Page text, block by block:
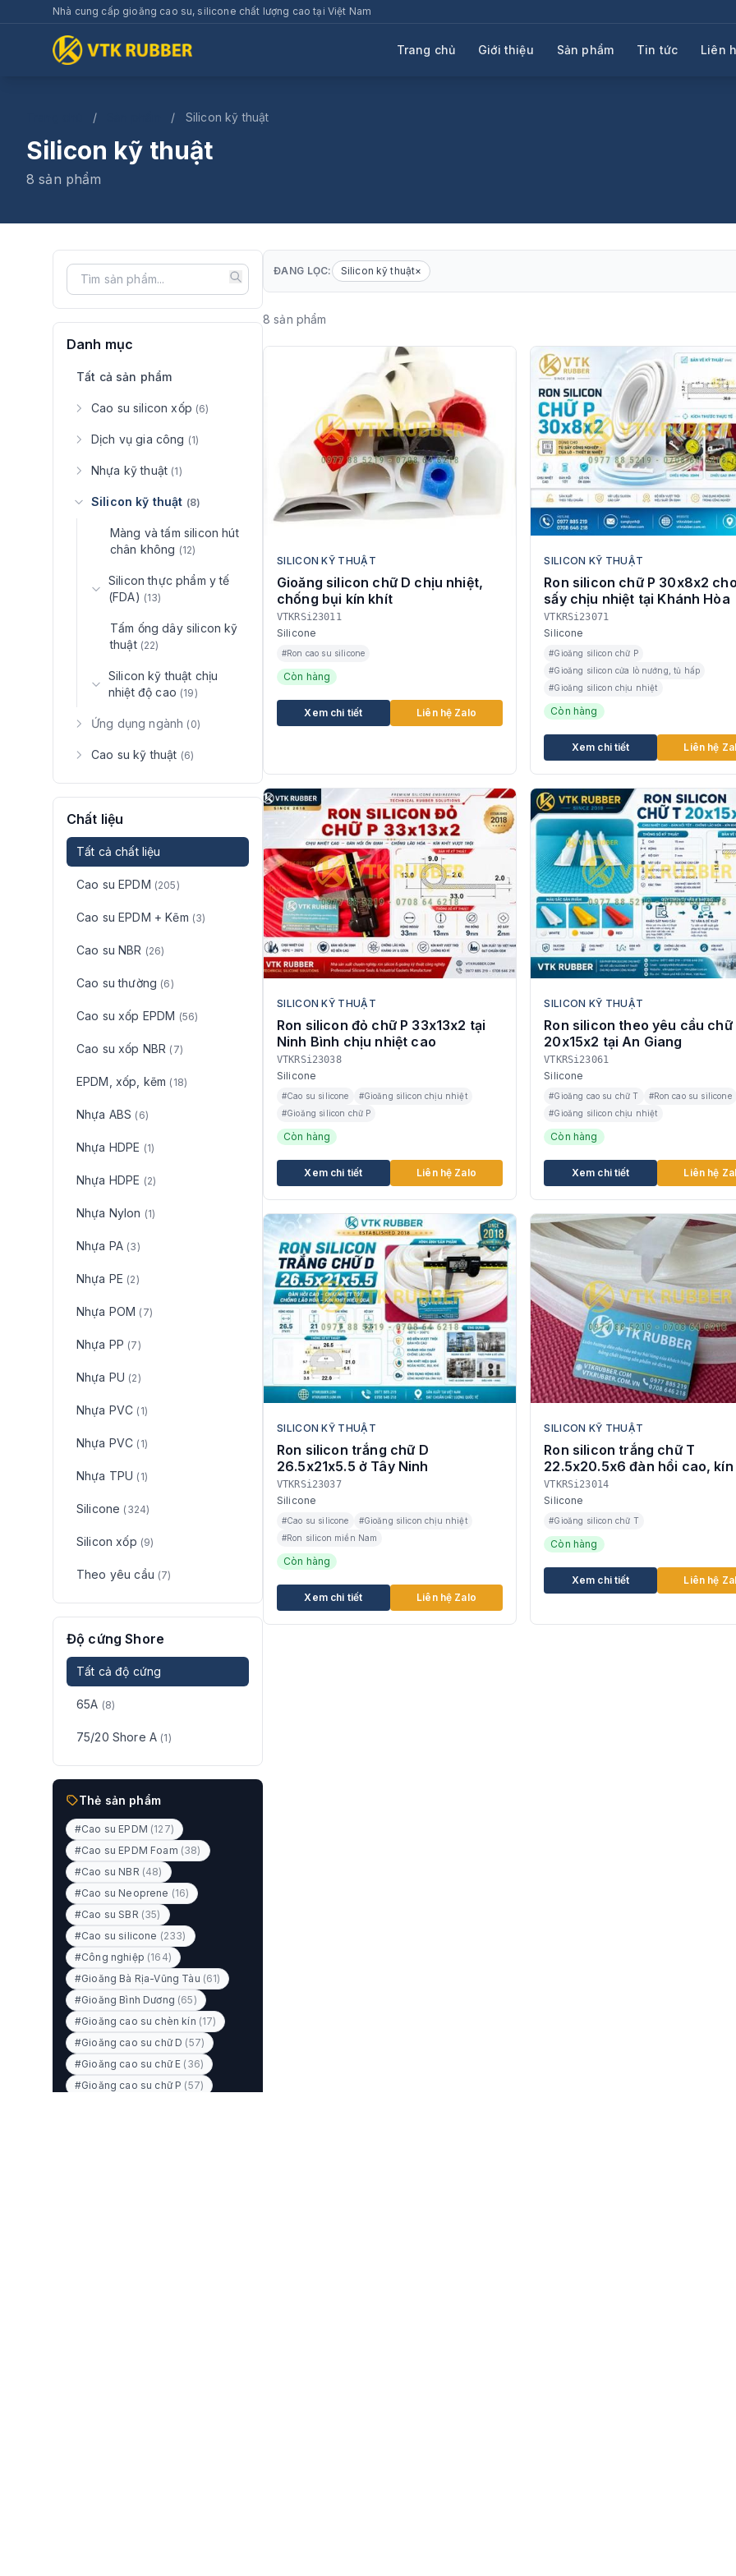
Nhà cung cấp gioăng cao su, silicone chất lượng cao tại Việt Nam
Trang chủ Giới thiệu Sản phẩm Tin tức Liên
/ / Silicon kỹ thuật
Silicon kỹ thuật
8 sản phẩm
Danh mục
Tất cả sản phẩm
Cao su silicon xốp (6)
Dịch vụ gia công (1)
Nhựa kỹ thuật (1)
Silicon kỹ thuật (8)
Màng và tấm silicon hút
chân không (12)
Silicon thực phẩm y tế
(FDA) (13)
Tấm ống dây silicon kỹ
thuật (22)
Silicon kỹ thuật chịu
nhiệt độ cao (19)
Ứng dụng ngành (0)
Cao su kỹ thuật (6)
Chất liệu
Tất cả chất liệu
Cao su EPDM (205)
Cao su EPDM + Kẽm (3)
Cao su NBR (26)
Cao su thường (6)
Cao su xốp EPDM (56)
Cao su xốp NBR (7)
EPDM, xốp, kẽm (18)
Nhựa ABS (6)
Nhựa HDPE (1)
Nhựa HDPE (2)
Nhựa Nylon (1)
Nhựa PA (3)
Nhựa PE (2)
Nhựa POM (7)
Nhựa PP (7)
Nhựa PU (2)
Nhựa PVC (1)
Nhựa PVC (1)
Nhựa TPU (1)
Silicone (324)
Silicon xốp (9)
Theo yêu cầu (7)
Độ cứng Shore
Tất cả độ cứng
65A (8)
75/20 Shore A (1)
Thẻ sản phẩm
#Cao su EPDM (127)
#Cao su EPDM Foam (38)
#Cao su NBR (48)
#Cao su Neoprene (16)
#Cao su SBR (35)
#Cao su silicone (233)
#Công nghiệp (164)
#Gioăng Bà Rịa-Vũng Tàu (61)
#Gioăng Bình Dương (65)
#Gioăng cao su chèn kín (17)
#Gioăng cao su chữ D (57)
#Gioăng cao su chữ E (36)
#Gioăng cao su chữ P (57)
ĐANG LỌC: Silicon kỹ thuật×
8 sản phẩm
SILICON KỸ THUẬT
Gioăng silicon chữ D chịu nhiệt,
chống bụi kín khít
VTKRSi23011
Silicone
#Ron cao su silicone
Còn hàng
Xem chi tiết Liên hệ Zalo
SILICON KỸ THUẬT
Ron silicon chữ P 30x8x2
sấy chịu nhiệt tại Khánh Hòa
VTKRSi23071
Silicone
#Gioăng silicon chữ P
#Gioăng silicon cửa lò nướng, tủ hấp
#Gioăng silicon chịu nhiệt
Còn hàng
Xem chi tiết Liên hệ
SILICON KỸ THUẬT
Ron silicon đỏ chữ P 33x13x2 tại
Ninh Bình chịu nhiệt cao
VTKRSi23038
Silicone
#Cao su silicone
#Gioăng silicon chịu nhiệt
#Gioăng silicon chữ P
Còn hàng
Xem chi tiết Liên hệ Zalo
SILICON KỸ THUẬT
Ron silicon theo yêu cầu chữ
20x15x2 tại An Giang
VTKRSi23061
Silicone
#Gioăng cao su chữ T
#Ron cao su silicone
#Gioăng silicon chịu nhiệt
Còn hàng
Xem chi tiết Liên hệ
SILICON KỸ THUẬT
Ron silicon trắng chữ D
26.5x21x5.5 ở Tây Ninh
VTKRSi23037
Silicone
#Cao su silicone
#Gioăng silicon chịu nhiệt
#Ron silicon miền Nam
Còn hàng
Xem chi tiết Liên hệ Zalo
SILICON KỸ THUẬT
Ron silicon trắng chữ T
22.5x20.5x6 đàn hồi cao,
VTKRSi23014
Silicone
#Gioăng silicon chữ T
Còn hàng
Xem chi tiết Liên hệ